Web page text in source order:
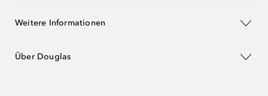
Weitere Informationen
Über Douglas